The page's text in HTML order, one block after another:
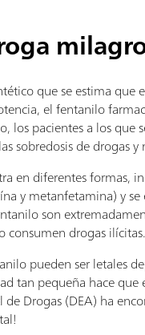
que se estima que
el fentanilo
los pacientes a los
sobredosis de drogas y
en diferentes formas,
y metanfetamina) y
son
drogas ilícitas.
pueden ser letales
tan pequeña hace
Drogas (DEA) ha